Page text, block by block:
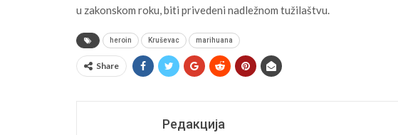
u zakonskom roku, biti privedeni nadležnom tužilaštvu.
heroin Kruševac marihuana
Share
Редакција